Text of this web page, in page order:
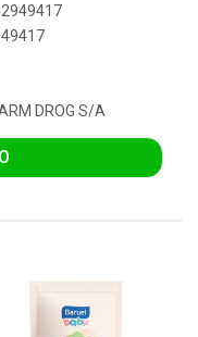
DROG S/A